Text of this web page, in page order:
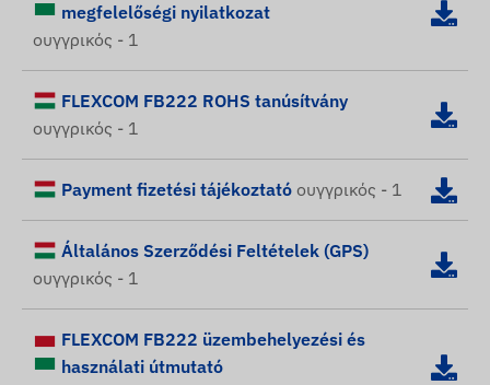
megfelelőségi nyilatkozat
ουγγρικός - 1
FLEXCOM FB222 ROHS tanúsítvány
ουγγρικός - 1
Payment fizetési tájékoztató ουγγρικός - 1
Általános Szerződési Feltételek (GPS)
ουγγρικός - 1
FLEXCOM FB222 üzembehelyezési és
használati útmutató